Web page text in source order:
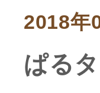
2018年
ぱる